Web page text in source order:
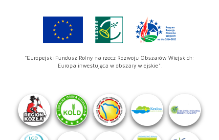
"Europejski Fundusz Rolny na rzecz Rozwoju Obszarów Wiejskich:
Europa inwestująca w obszary wiejskie".